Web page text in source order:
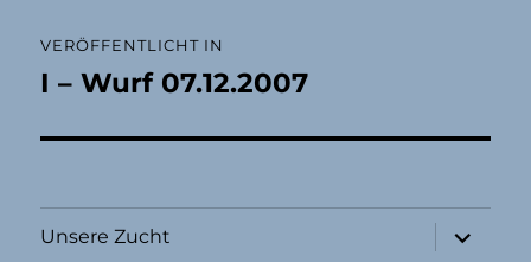
VERÖFFENTLICHT IN
I – Wurf 07.12.2007
Unsere Zucht
öffnen